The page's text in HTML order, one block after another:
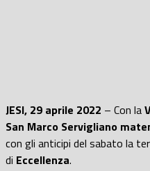
JESI, 29 aprile 2022 – Con la
San Marco Servigliano
con gli anticipi del sabato la
di Eccellenza.